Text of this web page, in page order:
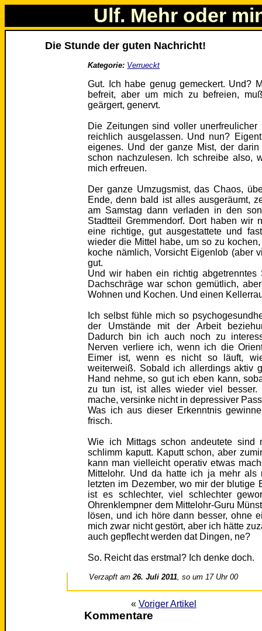
Ulf. Mehr oder
Die Stunde der guten Nachricht!
Kategorie: Verrueckt
Gut. Ich habe genug gemeckert. Und?
befreit, aber um mich zu befreien,
geärgert, genervt.
Die Zeitungen sind voller
reichlich ausgelassen. Und nun?
eigenes. Und der ganze Mist, der
schon nachzulesen. Ich schreibe also,
mich erfreuen.
Der ganze Umzugsmist, das Chaos,
Ende, denn bald ist alles ausgeräumt,
am Samstag dann verladen in den
Stadtteil Gremmendorf. Dort haben wir
eine richtige, gut ausgestattete und
wieder die Mittel habe, um so zu
koche nämlich, Vorsicht Eigenlob (aber
gut.
Und wir haben ein richtig
Dachschräge war schon gemütlich,
Wohnen und Kochen. Und einen
Ich selbst fühle mich so
der Umstände mit der Arbeit
Dadurch bin ich auch noch zu
Nerven verliere ich, wenn ich die
Eimer ist, wenn es nicht so läuft,
weiterweiß. Sobald ich allerdings aktiv
Hand nehme, so gut ich eben kann,
zu tun ist, ist alles wieder viel
mache, versinke nicht in depressiver
Was ich aus dieser Erkenntnis
frisch.
Wie ich Mittags schon andeutete sind
schlimm kaputt. Kaputt schon, aber
kann man vielleicht operativ etwas
Mittelohr. Und da hatte ich ja mehr
letzten im Dezember, wo mir der blutige
ist es schlechter, viel schlechter
Ohrenklempner dem Mittelohr-Guru
lösen, und ich höre dann besser, ohne
mich zwar nicht gestört, aber ich hätte
auch gepflecht werden dat Dingen, ne?
So. Reicht das erstmal? Ich denke doch.
Verzapft am26. Juli 2011, so um 17 Uhr 00
« Voriger Artikel
Kommentare